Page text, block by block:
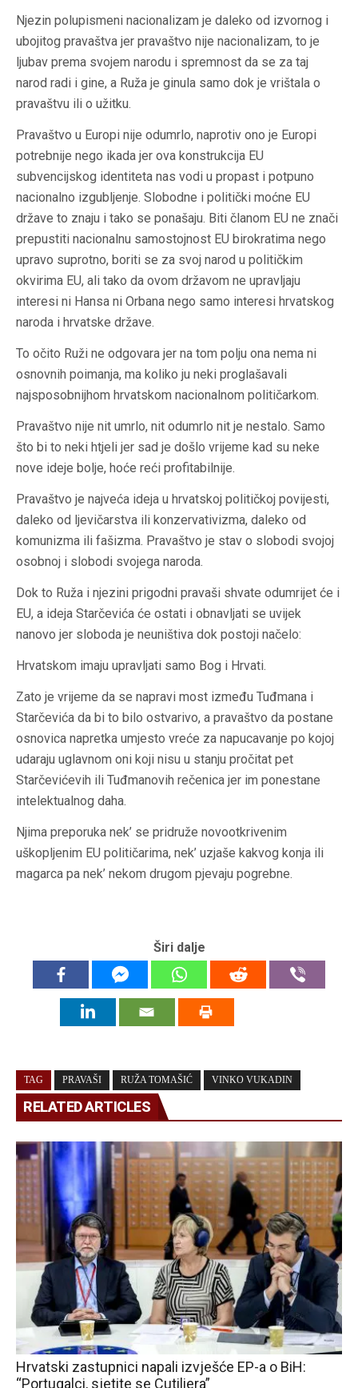
Njezin polupismeni nacionalizam je daleko od izvornog i
ubojitog pravaštva jer pravaštvo nije nacionalizam, to je
ljubav prema svojem narodu i spremnost da se za taj
narod radi i gine, a Ruža je ginula samo dok je vrištala o
pravaštvu ili o užitku.
Pravaštvo u Europi nije odumrlo, naprotiv ono je Europi
potrebnije nego ikada jer ova konstrukcija EU
subvencijskog identiteta nas vodi u propast i potpuno
nacionalno izgubljenje. Slobodne i politički moćne EU
države to znaju i tako se ponašaju. Biti članom EU ne znači
prepustiti nacionalnu samostojnost EU birokratima nego
upravo suprotno, boriti se za svoj narod u političkim
okvirima EU, ali tako da ovom državom ne upravljaju
interesi ni Hansa ni Orbana nego samo interesi hrvatskog
naroda i hrvatske države.
To očito Ruži ne odgovara jer na tom polju ona nema ni
osnovnih poimanja, ma koliko ju neki proglašavali
najsposobnijhom hrvatskom nacionalnom političarkom.
Pravaštvo nije nit umrlo, nit odumrlo nit je nestalo. Samo
što bi to neki htjeli jer sad je došlo vrijeme kad su neke
nove ideje bolje, hoće reći profitabilnije.
Pravaštvo je najveća ideja u hrvatskoj političkoj povijesti,
daleko od ljevičarstva ili konzervativizma, daleko od
komunizma ili fašizma. Pravaštvo je stav o slobodi svojoj
osobnoj i slobodi svojega naroda.
Dok to Ruža i njezini prigodni pravaši shvate odumrijet će i
EU, a ideja Starčevića će ostati i obnavljati se uvijek
nanovo jer sloboda je neuništiva dok postoji načelo:
Hrvatskom imaju upravljati samo Bog i Hrvati.
Zato je vrijeme da se napravi most između Tuđmana i
Starčevića da bi to bilo ostvarivo, a pravaštvo da postane
osnovica napretka umjesto vreće za napucavanje po kojoj
udaraju uglavnom oni koji nisu u stanju pročitat pet
Starčevićevih ili Tuđmanovih rečenica jer im ponestane
intelektualnog daha.
Njima preporuka nek’ se pridruže novootkrivenim
uškopljenim EU političarima, nek’ uzjaše kakvog konja ili
magarca pa nek’ nekom drugom pjevaju pogrebne.
Širi dalje
TAG PRAVAŠI RUŽA TOMAŠIĆ VINKO VUKADIN
RELATED ARTICLES
Hrvatski zastupnici napali izvješće EP-a o BiH:
“Portugalci, sjetite se Cutiliera”